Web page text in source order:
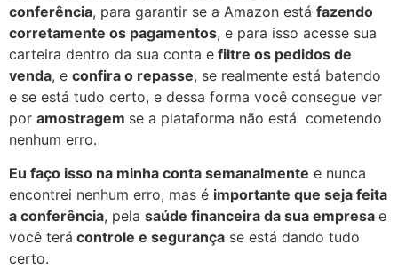
conferência, para garantir se a Amazon está fazendo
corretamente os pagamentos, e para isso acesse sua
carteira dentro da sua conta e filtre os pedidos de
venda, e confira o repasse, se realmente está batendo
e se está tudo certo, e dessa forma você consegue ver
por amostragem se a plataforma não está cometendo
nenhum erro.
Eu faço isso na minha conta semanalmente e nunca
encontrei nenhum erro, mas é importante que seja feita
a conferência, pela saúde financeira da sua empresa e
você terá controle e segurança se está dando tudo
certo.